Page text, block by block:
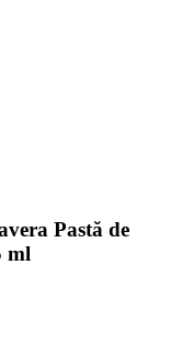
Pastă de
ml